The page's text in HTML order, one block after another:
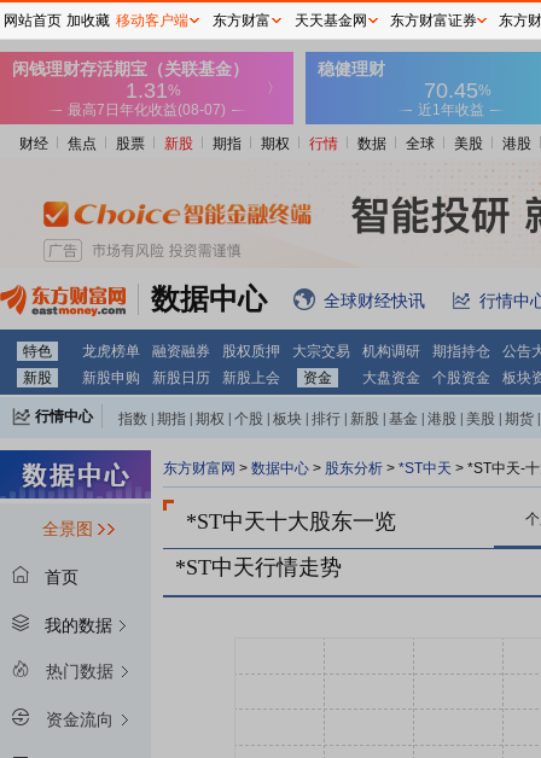
财经 焦点 股票 新股 期指 期权 行情 数据 全球 美股 港股
数据中心 全球财经快讯 行情中
特色 龙虎榜单 融资融券 股权质押 大宗交易 机构调研 期指持仓
公告
新股
新股申购 新股日历 新股上会 资金 大盘资金 个股资金 板块
行情中心 指数 期指 期权 个股 板块 排行 新股 基金 港股 美股 期货
全景图
首页
我的数据
热门数据
资金流向
东方财富网 > 数据中心 > 股东分析 > *ST中天 > *ST中天-
*ST中天十大股东一览
*ST中天行情走势
网站首页 加收藏 移动客户端 东方财富 天天基金网 东方财富证券 东方